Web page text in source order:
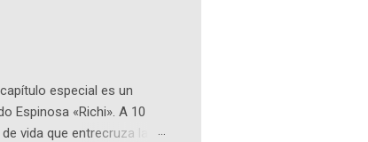
26B #5-93), in...
especial es un
Espinosa «Richi». A 10
vida que entrecruza la